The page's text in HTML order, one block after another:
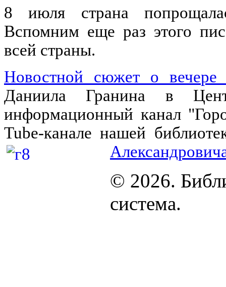
8 июля страна
Вспомним еще раз этого
всей страны.
Новостной сюжет о вечере
Даниила Гранина в
информационный канал
Tube-канале нашей
© 2026.
система.